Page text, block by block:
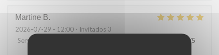
Martine B
2026-07-29 - 12:00 - Invitados 3
Servicio
/5